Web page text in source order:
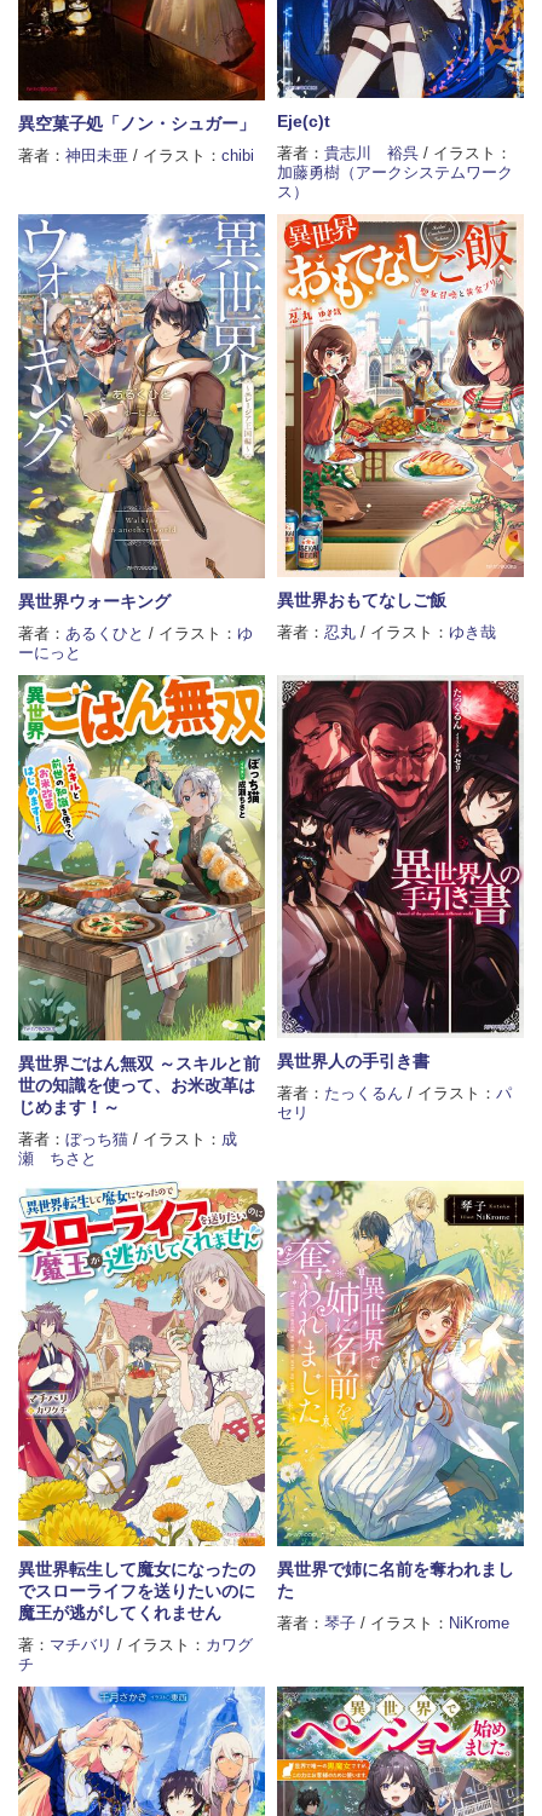
異空菓子処「ノン・シュガー」
著者： 神田未亜 / イラスト： chibi
Eje(c)t
著者： 貴志川 裕呉 / イラスト：
加藤勇樹（アークシステムワーク
ス）
異世界ウォーキング
著者： あるくひと / イラスト： ゆ
ーにっと
異世界おもてなしご飯
著者： 忍丸 / イラスト： ゆき哉
異世界ごはん無双 ～スキルと前
世の知識を使って、お米改革は
じめます！～
著者： ぼっち猫 / イラスト： 成
瀬 ちさと
異世界人の手引き書
著者： たっくるん / イラスト： パ
セリ
異世界転生して魔女になったの
でスローライフを送りたいのに
魔王が逃がしてくれません
著： マチバリ / イラスト： カワグ
チ
異世界で姉に名前を奪われまし
た
著者： 琴子 / イラスト： NiKrome